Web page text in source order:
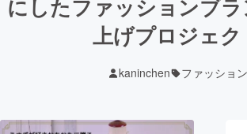
注目のリ 注目の新着プロ
ジェクト
募集終了が
にしたファッションブ
上げプロジェク
kaninchen ファッション